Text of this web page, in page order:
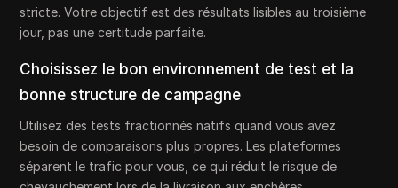
stricte. Votre objectif est des résultats lisibles au troisième
jour, pas une certitude parfaite.
Choisissez le bon environnement de test et la
bonne structure de campagne
Utilisez des tests fractionnés natifs quand vous avez
besoin de comparaisons plus propres. Les plateformes
séparent le trafic pour vous, ce qui réduit le risque de